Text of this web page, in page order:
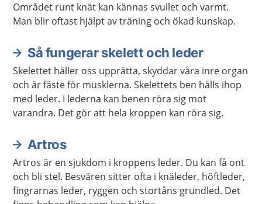
Området runt knät kan kännas svullet och varmt.
Man blir oftast hjälpt av träning och ökad kunskap.
Så fungerar skelett och leder
Skelettet håller oss upprätta, skyddar våra inre organ
och är fäste för musklerna. Skelettets ben hålls ihop
med leder. I lederna kan benen röra sig mot
varandra. Det gör att hela kroppen kan röra sig.
Artros
Artros är en sjukdom i kroppens leder. Du kan få ont
och bli stel. Besvären sitter ofta i knäleder, höftleder,
fingrarnas leder, ryggen och stortåns grundled. Det